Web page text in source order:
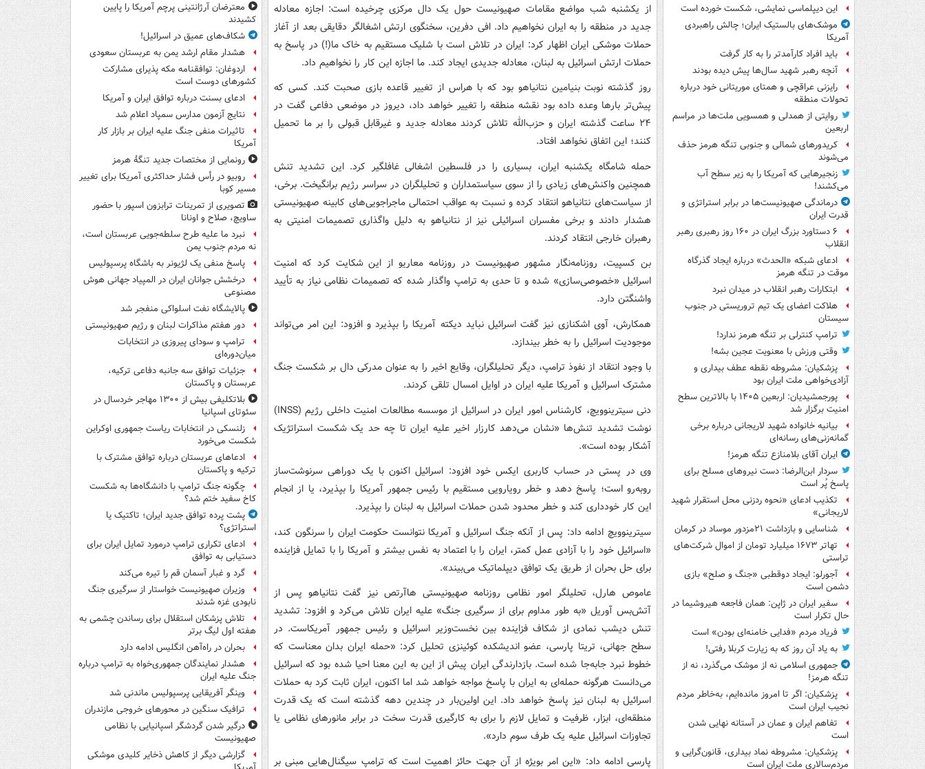
این دیپلماسی نمایشی، شکست خورده است
موشک‌های بالستیک ایران؛ چالش راهبردی
آمریکا
باید افراد کارآمدتر را به کار گرفت
آنچه رهبر شهید سال‌ها پیش دیده بودند
رایزنی عراقچی و همتای موریتانی خود درباره
تحولات منطقه
روایتی از همدلی و همسویی ملت‌ها در مراسم
اربعین
کریدورهای شمالی و جنوبی تنگه هرمز حذف
می‌شوند
زنجیرهایی که آمریکا را به زیر سطح آب
می‌کشند!
درماندگی صهیونیست‌ها در برابر استراتژی و
قدرت ایران
۶ دستاورد بزرگ ایران در ۱۶۰ روز رهبری رهبر
انقلاب
ادعای شبکه «الحدث» درباره ایجاد گذرگاه
موقت در تنگه هرمز
ابتکارات رهبر انقلاب در میدان نبرد
هلاکت اعضای یک تیم تروریستی در جنوب
سیستان
ترامپ کنترلی بر تنگه هرمز ندارد!
وقتی ورزش با معنویت عجین بشه!
پزشکیان: مشروطه نقطه عطف بیداری و
آزادی‌خواهی ملت ایران بود
پورجمشیدیان: اربعین ۱۴۰۵ با بالاترین سطح
امنیت برگزار شد
بیانیه خانواده شهید لاریجانی درباره برخی
گمانه‌زنی‌های رسانه‌ای
ایران آقای بلامنازع تنگه هرمز!
سردار ابن‌الرضا: دست نیروهای مسلح برای
پاسخ پُر است
تکذیب ادعای «نحوه ردزنی محل استقرار شهید
لاریجانی»
شناسایی و بازداشت ۲۱مزدور موساد در کرمان
تهاتر ۱۶۷۳ میلیارد تومان از اموال شرکت‌های
تراستی
آجورلو: ایجاد دوقطبی «جنگ و صلح‌» بازی
دشمن است
سفیر ایران در ژاپن: همان فاجعه هیروشیما در
حال تکرار است
فریاد مردم «فدایی خامنه‌ای بودن» است
به یاد آن روز که به زیارت کربلا رفتی!
جمهوری اسلامی نه از موشک می‌گذرد، نه از
تنگه هرمز!
پزشکیان: اگر تا امروز مانده‌ایم، به‌خاطر مردم
نجیب ایران است
تفاهم ایران و عمان در آستانه نهایی شدن
است
پزشکیان: مشروطه نماد بیداری، قانون‌گرایی و
مردم‌سالاری ملت ایران است
از یکشنبه شب مواضع مقامات صهیونیست حول یک دال مرکزی چرخیده است: اجازه معادله
جدید در منطقه را به ایران نخواهیم داد. افی دفرین، سخنگوی ارتش اشغالگر دقایقی بعد از آغاز
حملات موشکی ایران اظهار کرد: ایران در تلاش است با شلیک مستقیم به خاک ما(!) در پاسخ به
حملات ارتش اسرائیل به لبنان، معادله جدیدی ایجاد کند. ما اجازه این کار را نخواهیم داد.
روز گذشته نوبت بنیامین نتانیاهو بود که با هراس از تغییر قاعده بازی صحبت کند. کسی که
پیش‌تر بارها وعده داده بود نقشه منطقه را تغییر خواهد داد، دیروز در موضعی دفاعی گفت در
۲۴ ساعت گذشته ایران و حزب‌الله تلاش کردند معادله جدید و غیرقابل قبولی را بر ما تحمیل
کنند؛ این اتفاق نخواهد افتاد.
حمله شامگاه یکشنبه ایران، بسیاری را در فلسطین اشغالی غافلگیر کرد. این تشدید تنش
همچنین واکنش‌های زیادی را از سوی سیاستمداران و تحلیلگران در سراسر رژیم برانگیخت. برخی،
از سیاست‌های نتانیاهو انتقاد کرده و نسبت به عواقب احتمالی ماجراجویی‌های کابینه صهیونیستی
هشدار دادند و برخی مفسران اسرائیلی نیز از نتانیاهو به دلیل واگذاری تصمیمات امنیتی به
رهبران خارجی انتقاد کردند.
بن کسپیت، روزنامه‌نگار مشهور صهیونیست در روزنامه معاریو از این شکایت کرد که امنیت
اسرائیل «خصوصی‌سازی» شده و تا حدی به ترامپ واگذار شده که تصمیمات نظامی نیاز به تأیید
واشنگتن دارد.
همکارش، آوی اشکنازی نیز گفت اسرائیل نباید دیکته آمریکا را بپذیرد و افزود: این امر می‌تواند
موجودیت اسرائیل را به خطر بیندازد.
با وجود انتقاد از نفوذ ترامپ، دیگر تحلیلگران، وقایع اخیر را به عنوان مدرکی دال بر شکست جنگ
مشترک اسرائیل و آمریکا علیه ایران در اوایل امسال تلقی کردند.
دنی سیترینوویچ، کارشناس امور ایران در اسرائیل از موسسه مطالعات امنیت داخلی رژیم (INSS)
نوشت تشدید تنش‌ها «نشان می‌دهد کارزار اخیر علیه ایران تا چه حد یک شکست استراتژیک
آشکار بوده است».
وی در پستی در حساب کاربری ایکس خود افزود: اسرائیل اکنون با یک دوراهی سرنوشت‌ساز
روبه‌رو است؛ پاسخ دهد و خطر رویارویی مستقیم با رئیس جمهور آمریکا را بپذیرد، یا از انجام
این کار خودداری کند و خطر محدود شدن حملات اسرائیل به لبنان را بپذیرد.
سیترینوویچ ادامه داد: پس از آنکه جنگ اسرائیل و آمریکا نتوانست حکومت ایران را سرنگون کند،
«اسرائیل خود را با آزادی عمل کمتر، ایران را با اعتماد به نفس بیشتر و آمریکا را با تمایل فزاینده‌
برای حل بحران از طریق یک توافق دیپلماتیک می‌بیند».
عاموص هارل، تحلیلگر امور نظامی روزنامه صهیونیستی هاآرتص نیز گفت نتانیاهو پس از
آتش‌بس آوریل «به طور مداوم برای از سرگیری جنگ» علیه ایران تلاش می‌کرد و افزود: تشدید
تنش دیشب نمادی از شکاف فزاینده بین نخست‌وزیر اسرائیل و رئیس‌ جمهور آمریکاست. در
سطح جهانی، تریتا پارسی، عضو اندیشکده کوئینزی تحلیل کرد: «حمله ایران بدان معناست که
خطوط نبرد جابه‌جا شده‌ است. بازدارندگی ایران پیش از این به این معنا احیا شده بود که اسرائیل
می‌دانست هرگونه حمله‌ای به ایران با پاسخ مواجه خواهد شد اما اکنون، ایران ثابت کرد به حملات
اسرائیل به لبنان نیز پاسخ خواهد داد. این اولین‌بار در چندین دهه گذشته است که یک قدرت
منطقه‌ای، ابزار، ظرفیت و تمایل لازم را برای به کارگیری قدرت سخت در برابر مانورهای نظامی یا
تجاوزات اسرائیل علیه یک طرف سوم دارد».
پارسی ادامه داد: «این امر بویژه از آن جهت حائز اهمیت است که ترامپ سیگنال‌هایی مبنی بر
معترضان آرژانتینی پرچم آمریکا را پایین
کشیدند
شکاف‌های عمیق در اسرائیل!
هشدار مقام ارشد یمن به عربستان سعودی
اردوغان: توافقنامه مکه پذیرای مشارکت
کشورهای دوست است
ادعای بسنت درباره توافق ایران و آمریکا
نتایج آزمون مدارس سمپاد اعلام شد
تاثیرات منفی جنگ علیه ایران بر بازار کار
آمریکا
رونمایی از مختصات جدید تنگۀ هرمز
روبیو در رأس فشار حداکثری آمریکا برای تغییر
مسیر کوبا
تصویری از تمرینات ترابزون اسپور با حضور
ساویچ، صلاح و اونانا
نبرد ما علیه طرح سلطه‌جویی عربستان است،
نه مردم جنوب یمن
پاسخ منفی یک لژیونر به باشگاه پرسپولیس
درخشش جوانان ایران در المپیاد جهانی هوش
مصنوعی
پالایشگاه نفت اسلواکی منفجر شد
دور هفتم مذاکرات لبنان و رژیم صهیونیستی
ترامپ و سودای پیروزی در انتخابات
میان‌دوره‌ای
جزئیات توافق سه جانبه دفاعی ترکیه،
عربستان و پاکستان
بلاتکلیفی بیش از ۱۳۰۰ مهاجر خردسال در
سئوتای اسپانیا
زلنسکی در انتخابات ریاست جمهوری اوکراین
شکست می‌خورد
ادعاهای عربستان درباره توافق مشترک با
ترکیه و پاکستان
چگونه جنگ ترامپ با دانشگاه‌ها به شکست
کاخ سفید ختم شد؟
پشت پرده توافق جدید ایران؛ تاکتیک یا
استراتژی؟
ادعای تکراری ترامپ درمورد تمایل ایران برای
دستیابی به توافق
گرد و غبار آسمان قم را تیره می‌کند
وزیران صهیونیست خواستار از سرگیری جنگ
نابودی غزه شدند
تلاش پزشکان استقلال برای رساندن چشمی به
هفته اول لیگ برتر
بحران در راه‌آهن انگلیس ادامه دارد
هشدار نمایندگان جمهوری‌خواه به ترامپ درباره
جنگ علیه ایران
وینگر آفریقایی پرسپولیس ماندنی شد
ترافیک سنگین در محورهای خروجی مازندران
درگیر شدن گردشگر اسپانیایی با نظامی
صهیونیست
گزارشی دیگر از کاهش ذخایر کلیدی موشکی